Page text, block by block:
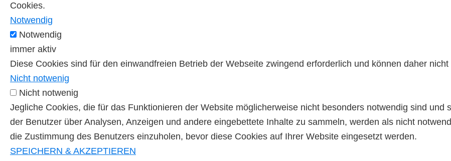
Cookies.
Notwendig
Notwendig
immer aktiv
Diese Cookies sind für den einwandfreien Betrieb der Webseite zwingend erforderlich und können daher
Nicht notwenig
Nicht notwenig
Jegliche Cookies, die für das Funktionieren der Website möglicherweise nicht besonders notwendig sind und
der Benutzer über Analysen, Anzeigen und andere eingebettete Inhalte zu sammeln, werden als nicht
die Zustimmung des Benutzers einzuholen, bevor diese Cookies auf Ihrer Website eingesetzt werden.
SPEICHERN & AKZEPTIEREN